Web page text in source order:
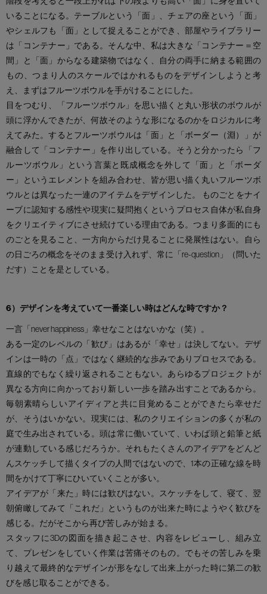
いることになる。テーブルという「面」、チェアの座という「面」
やシェルフも「面」として捉えることができ、部屋やライブラリー
は「コンテナー」である。そんな中、私は大きな「コンテナー＝空
間」と「面」からなる建築物ではなく、自分の両手に納まる範囲の
もの、つまり人のスケールではかれるものをデザインしようと考
え、まずはフルーツボウルを手がけることにした。
目をつむり、「フルーツボウル」を思い描くと丸い形状のボウルが
頭に浮かんできたが、何故そのような形になるのかをロジカルに考
えてみた。するとフルーツボウルは「面」と「ボーダー（淵）」が
融合して「コンテナー」を作り出している。そうと分かったら「フ
ルーツボウル」という言葉と既成概念を外して「面」と「ボーダ
ー」というエレメントを組み合わせ、皆が思い描く丸いフルーツボ
ウルとは異なった一連のアイテムをデザインした。 ものごとをナイ
ーブに認知する感性や現実に疑問抱くというプロセス自体が私自身
をクリエイティブにさせ続けている理由である。つまり多面的にも
のごとを見ること、一方向からだけ見ることに発展性はない。自ら
の日ごろの概念をそのまま受け入れず、常に「re-question」（問いた
だす）ことを是としている。
6）デザインを考えていて一番楽しい時はどんな時ですか？
一言「never happiness」幸せなことはないかな（笑）。
ある一定のレベルの「歓び」はあるが「幸せ」は決してない。デザ
インは一時の「点」ではなく継続的な歩みでありプロセスである。
直線的でもなく繰り返されることもない。あらゆるプロジェクトが
異なる方向に向かっており新しい一歩を踏み出すことであるから。
毎朝素晴らしいアイディアと共に目覚めることができたら幸せだ
が、そうはいかない。現実には、私のクリエイションの多くが私の
庭で生み出されている。頭は常に働いていて、いわば頭と鉛筆と紙
が連動している感じだろうか。それもたくさんのアイデアをどんど
んスケッチして描くタイプの人間ではないので、1本の正確な線を時
間をかけて丁寧にひいていくことが多い。
アイデアが「来た」時には歓びはない。スケッチをして、寝て、翌
朝俯瞰してみて「これだ」というものが出来た時にようやく歓びを
感じる。だがそこから再び苦しみが始まる。
スタッフに3Dの図面を描き起こさせ、内容をレビューし、組み立
て、プレゼンをしていく作業は苦痛そのもの。でもその苦しみを乗
り越えて最終的なデザインが形をなして出来上がった時に第二の歓
びを感じ取ることができる。